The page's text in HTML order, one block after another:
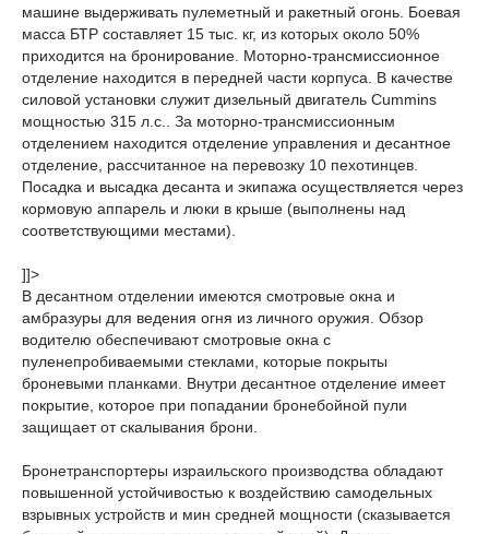
машине выдерживать пулеметный и ракетный огонь. Боевая
масса БТР составляет 15 тыс. кг, из которых около 50%
приходится на бронирование. Моторно-трансмиссионное
отделение находится в передней части корпуса. В качестве
силовой установки служит дизельный двигатель Cummins
мощностью 315 л.с.. За моторно-трансмиссионным
отделением находится отделение управления и десантное
отделение, рассчитанное на перевозку 10 пехотинцев.
Посадка и высадка десанта и экипажа осуществляется через
кормовую аппарель и люки в крыше (выполнены над
соответствующими местами).
]]>
В десантном отделении имеются смотровые окна и
амбразуры для ведения огня из личного оружия. Обзор
водителю обеспечивают смотровые окна с
пуленепробиваемыми стеклами, которые покрыты
броневыми планками. Внутри десантное отделение имеет
покрытие, которое при попадании бронебойной пули
защищает от скалывания брони.
Бронетранспортеры израильского производства обладают
повышенной устойчивостью к воздействию самодельных
взрывных устройств и мин средней мощности (сказывается